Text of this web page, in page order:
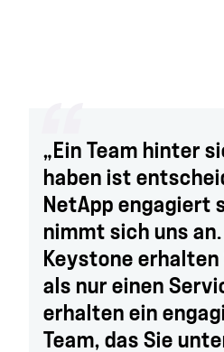
„Ein Team hinter
haben ist
NetApp engagiert
nimmt sich uns
Keystone erhalten
als nur einen
erhalten ein
Team, das Sie